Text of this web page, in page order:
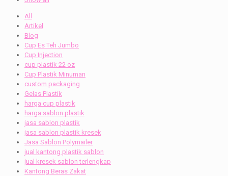
All
Artikel
Blog
Cup Es Teh Jumbo
Cup Injection
cup plastik 22 oz
Cup Plastik Minuman
custom packaging
Gelas Plastik
harga cup plastik
harga sablon plastik
jasa sablon plastik
jasa sablon plastik kresek
Jasa Sablon Polymailer
jual kantong plastik sablon
jual kresek sablon terlengkap
Kantong Beras Zakat